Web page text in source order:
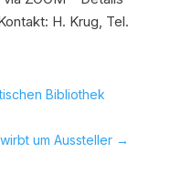
H. Krug, Tel.
Bibliothek
um Aussteller →